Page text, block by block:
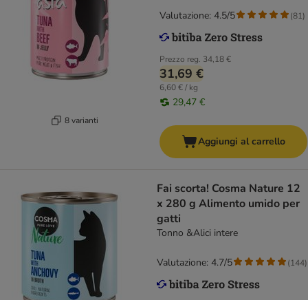
8 varianti
Prezzo reg. 34,18 €
31,69 €
6,60 € / kg
29,47 €
Valutazione: 4.5/5 (81)
Aggiungi al carrello
Fai scorta! Cosma Nature 12
x 280 g Alimento umido per
gatti
Tonno &Alici intere
Valutazione: 4.7/5 (144)